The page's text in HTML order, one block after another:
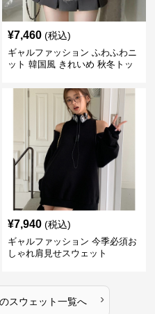
¥7,460 (税込)
ギャルファッション ふわふわニ
ット 韓国風 きれいめ 秋冬トッ
¥7,940 (税込)
ギャルファッション 今季必須お
しゃれ肩見せスウェット
のスウェット一覧へ ›